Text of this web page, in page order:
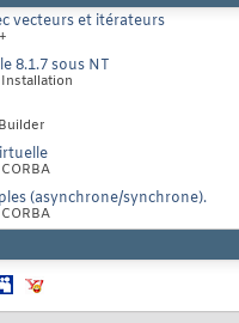
vecteurs et itérateurs
8.1.7 sous NT
(asynchrone/synchrone).